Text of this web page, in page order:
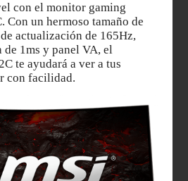
con el monitor gaming
Con un hermoso tamaño de
actualización de 165Hz,
de 1ms y panel VA, el
te ayudará a ver a tus
con facilidad.